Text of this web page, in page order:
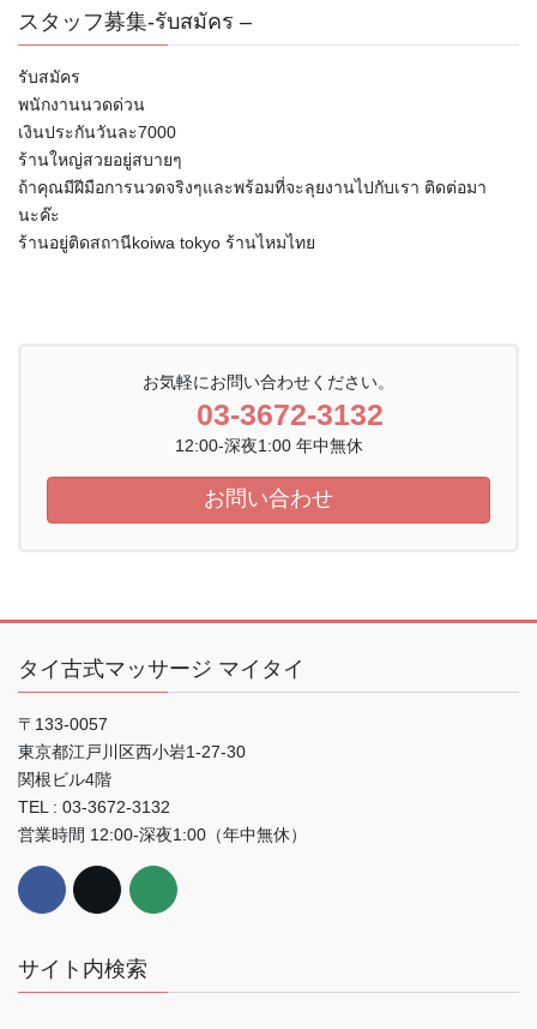
スタッフ募集-รับสมัคร –
รับสมัคร
พนักงานนวดด่วน
เงินประกันวันละ7000
ร้านใหญ่สวยอยู่สบายๆ
ถ้าคุณมีฝีมือการนวดจริงๆและพร้อมที่จะลุยงานไปกับเรา ติดต่อมา
นะค๊ะ
ร้านอยู่ติดสถานีkoiwa tokyo ร้านไหมไทย
お気軽にお問い合わせください。
03-3672-3132
12:00-深夜1:00 年中無休
お問い合わせ
タイ古式マッサージ マイタイ
〒133-0057
東京都江戸川区西小岩1-27-30
関根ビル4階
TEL : 03-3672-3132
営業時間 12:00-深夜1:00（年中無休）
サイト内検索